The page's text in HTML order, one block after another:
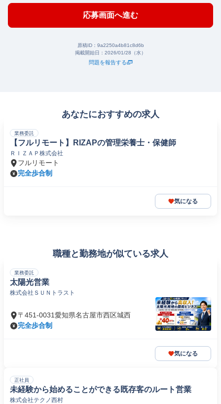
応募画面へ進む
原稿ID： 9a2250a4b81c8d6b
掲載開始日： 2026/01/28（水）
問題を報告する
あなたにおすすめの求人
業務委託
【フルリモート】RIZAPの管理栄養士・保健師
ＲＩＺＡＰ株式会社
フルリモート
完全歩合制
気になる
職種と勤務地が似ている求人
業務委託
太陽光営業
株式会社ＳＵＮトラスト
〒451-0031愛知県名古屋市西区城西
完全歩合制
気になる
正社員
未経験から始めることができる既存客のルート営業
株式会社テクノ西村